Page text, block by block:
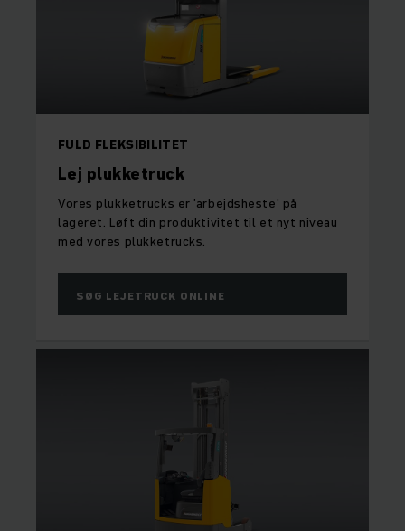
FULD FLEKSIBILITET
Lej plukketruck
Vores plukketrucks er 'arbejdsheste' på
lageret. Løft din produktivitet til et nyt niveau
med vores plukketrucks.
SØG LEJETRUCK ONLINE